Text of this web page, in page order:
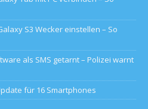
S3 Wecker einstellen – So
als SMS getarnt – Polizei warnt
für 16 Smartphones